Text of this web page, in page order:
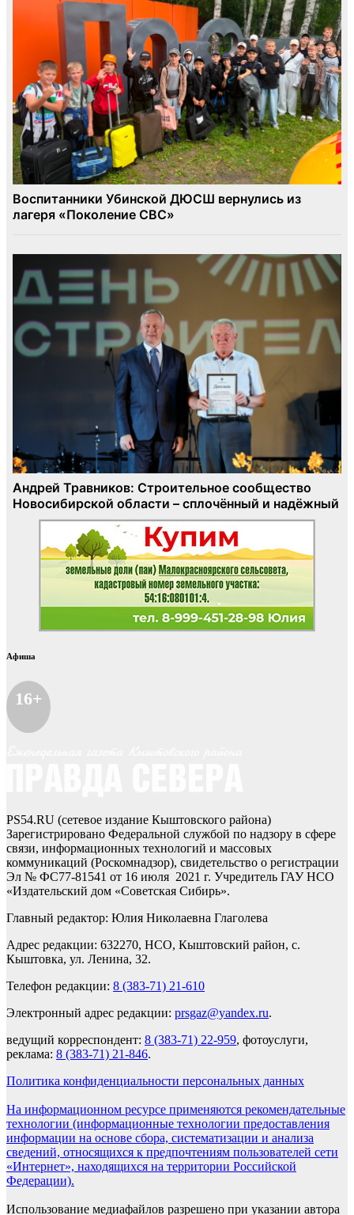
Афиша
16+
PS54.RU (сетевое издание Кыштовского района)
Зарегистрировано Федеральной службой по надзору в сфере
связи, информационных технологий и массовых
коммуникаций (Роскомнадзор), свидетельство о регистрации
Эл № ФС77-81541 от 16 июля 2021 г. Учредитель ГАУ НСО
«Издательский дом «Советская Сибирь».
Главный редактор: Юлия Николаевна Глаголева
Адрес редакции: 632270, НСО, Кыштовский район, с.
Кыштовка, ул. Ленина, 32.
Телефон редакции: 8 (383-71) 21-610
Электронный адрес редакции: prsgaz@yandex.ru.
ведущий корреспондент: 8 (383-71) 22-959, фотоуслуги,
реклама: 8 (383-71) 21-846.
Политика конфиденциальности персональных данных
На информационном ресурсе применяются рекомендательные
технологии (информационные технологии предоставления
информации на основе сбора, систематизации и анализа
сведений, относящихся к предпочтениям пользователей сети
«Интернет», находящихся на территории Российской
Федерации).
Использование медиафайлов разрешено при указании автора